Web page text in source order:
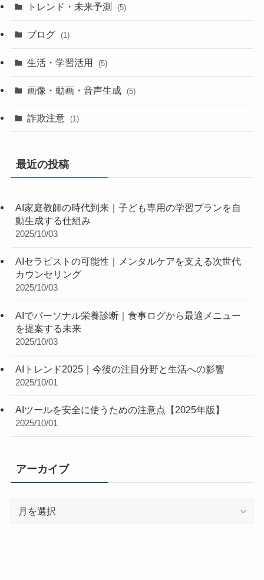
トレンド・未来予測 (5)
ブログ (1)
生活・学習活用 (5)
画像・動画・音声生成 (5)
詐欺注意 (1)
最近の投稿
AI家庭教師の時代到来｜子ども専用の学習プランを自
動生成する仕組み
2025/10/03
AIセラピストの可能性｜メンタルケアを支える次世代
カウンセリング
2025/10/03
AIでパーソナル栄養診断｜食事ログから最適メニュー
を提案する未来
2025/10/03
AIトレンド2025｜今後の注目分野と生活への影響
2025/10/01
AIツールを安全に使うための注意点【2025年版】
2025/10/01
アーカイブ